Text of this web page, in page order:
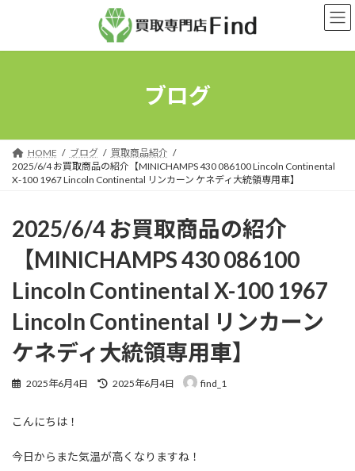
ン
ー
ブログ
HOME ブログ
買取商品紹介
2025/6/4 お買取商品の紹介【MINICHAMPS 430 086100 Lincoln Continental
X-100 1967 Lincoln Continental リンカーン ケネディ大統領専用車】
2025/6/4 お買取商品の紹介
【MINICHAMPS 430 086100
Lincoln Continental X-100 1967
Lincoln Continental リンカーン
ケネディ大統領専用車】
2025年6月4日
最
時
:
2025年6月4日 find_1
こんにちは！
今日からまた気温が高くなりますね！